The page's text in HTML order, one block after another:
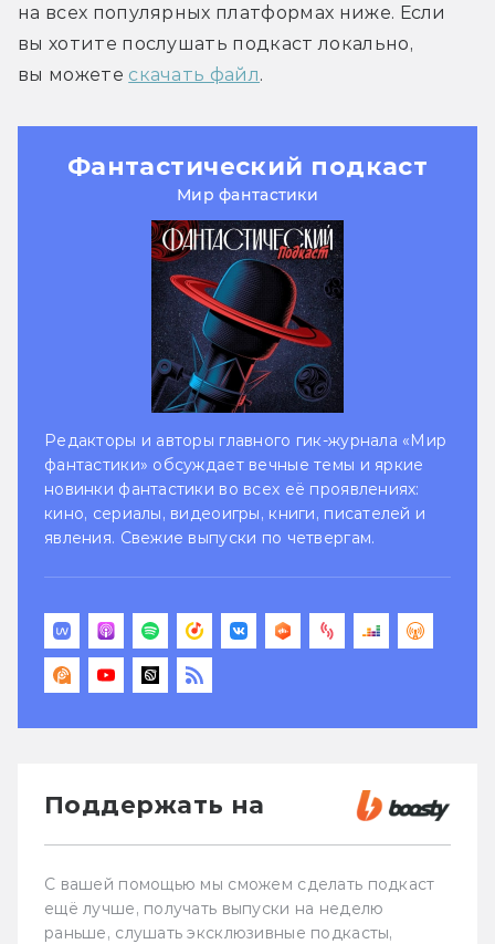
на всех популярных платформах ниже. Если
вы хотите послушать подкаст локально,
вы можете скачать файл.
Фантастический подкаст
Мир фантастики
Редакторы и авторы главного гик-журнала «Мир
фантастики» обсуждает вечные темы и яркие
новинки фантастики во всех её проявлениях:
кино, сериалы, видеоигры, книги, писателей и
явления. Свежие выпуски по четвергам.
Поддержать на
С вашей помощью мы сможем сделать подкаст
ещё лучше, получать выпуски на неделю
раньше, слушать эксклюзивные подкасты,